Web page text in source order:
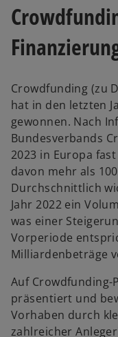
Crowdfunding (zu
hat in den letzten
gewonnen. Nach
Bundesverbands
2023 in Europa
davon mehr als
Durchschnittlich
Jahr 2022 ein
was einer
Vorperiode
Milliardenbeträge
Auf
präsentiert und
Vorhaben durch
zahlreicher